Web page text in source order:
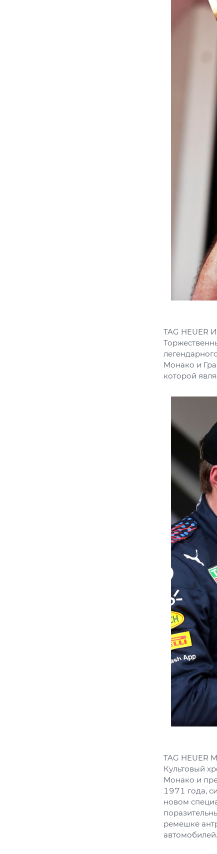
TAG
Монако и
которой
TAG HEUER
Культовый
Монако и
1971 года,
новом
ремешке
автомобилей.